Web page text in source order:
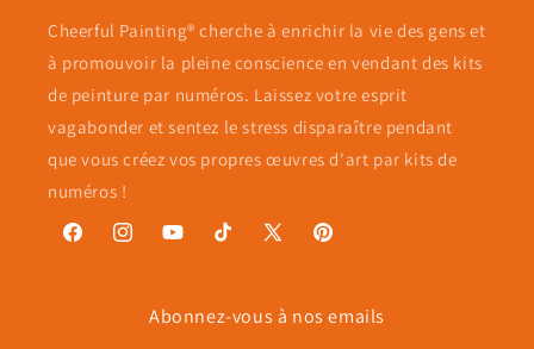
Cheerful Painting® cherche à enrichir la vie des gens et
à promouvoir la pleine conscience en vendant des kits
de peinture par numéros. Laissez votre esprit
vagabonder et sentez le stress disparaître pendant
que vous créez vos propres œuvres d'art par kits de
numéros !
FacebookInstagramYouTubeTikTok
X
Pinterest
Abonnez-vous à nos emails